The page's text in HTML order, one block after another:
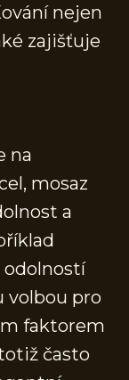
nejen
zajišťuje
na
mosaz
a
odolností
volbou pro
faktorem
často